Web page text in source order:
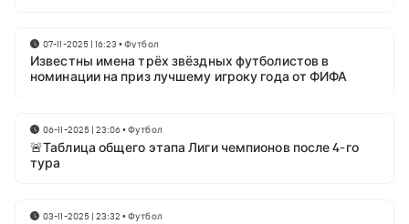
07-11-2025 | 16:23 •Футбол
Известны имена трёх звёздных футболистов в
номинации на приз лучшему игроку года от ФИФА
06-11-2025 | 23:06•Футбол
🚨Таблица общего этапа Лиги чемпионов после 4-го
тура
03-11-2025 | 23:32 •Футбол